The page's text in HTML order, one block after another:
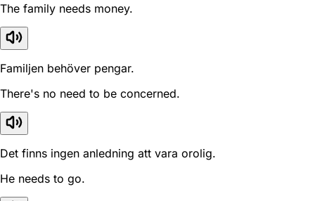
The family needs money.
Familjen behöver pengar.
There's no need to be concerned.
Det finns ingen anledning att vara orolig.
He needs to go.